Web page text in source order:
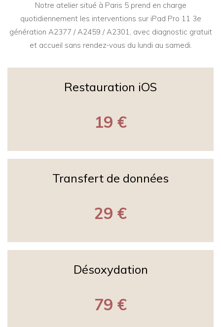
Notre atelier situé à Paris 5 prend en charge
quotidiennement les interventions sur iPad Pro 11 3e
génération A2377 / A2459 / A2301, avec diagnostic gratuit
et accueil sans rendez-vous du lundi au samedi.
Restauration iOS
19 €
Transfert de données
29 €
Désoxydation
79 €